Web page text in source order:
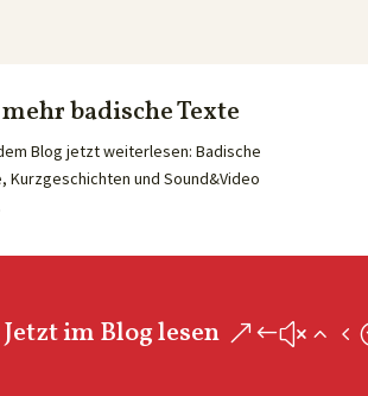
badische Texte
Blog jetzt weiterlesen: Badische
Kurzgeschichten und Sound&Video
Jetzt im Blog lesen